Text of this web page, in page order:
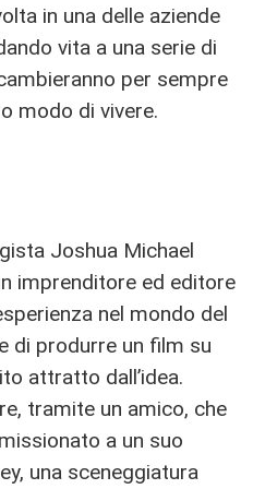
in una delle aziende
vita a una serie di
per sempre
modo di vivere.
Joshua Michael
imprenditore ed editore
nel mondo del
di produrre un film su
attratto dall’idea.
tramite un amico, che
a un suo
una sceneggiatura